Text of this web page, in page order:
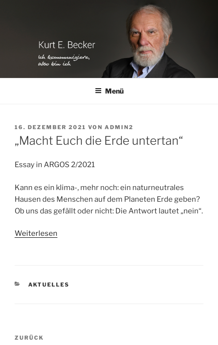
Menü
VERÖFFENTLICHT
AM
16. DEZEMBER 2021 VON ADMIN2
„Macht Euch die Erde untertan“
Essay in ARGOS 2/2021
Kann es ein klima-, mehr noch: ein naturneutrales
Hausen des Menschen auf dem Planeten Erde geben?
Ob uns das gefällt oder nicht: Die Antwort lautet „nein“.
Weiterlesen
KATEGORIEN
AKTUELLES
Beitragsnavigation
Vorheriger
ZURÜCK